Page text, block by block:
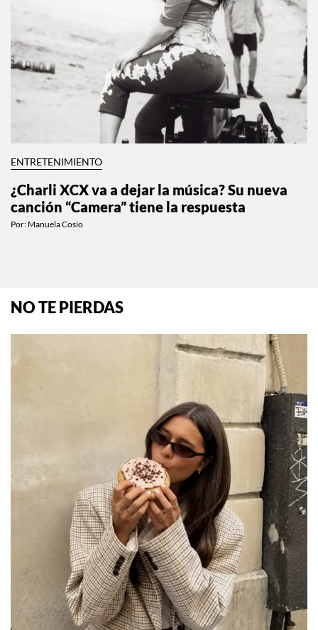
ENTRETENIMIENTO
¿Charli XCX va a dejar la música? Su nueva
canción “Camera” tiene la respuesta
Por: Manuela Cosío
NO TE PIERDAS